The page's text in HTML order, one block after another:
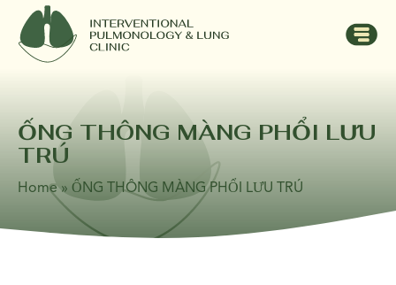
ỐNG THÔNG MÀNG PHỔI LƯU
TRÚ
Home» ỐNG THÔNG MÀNG PHỔI LƯU TRÚ